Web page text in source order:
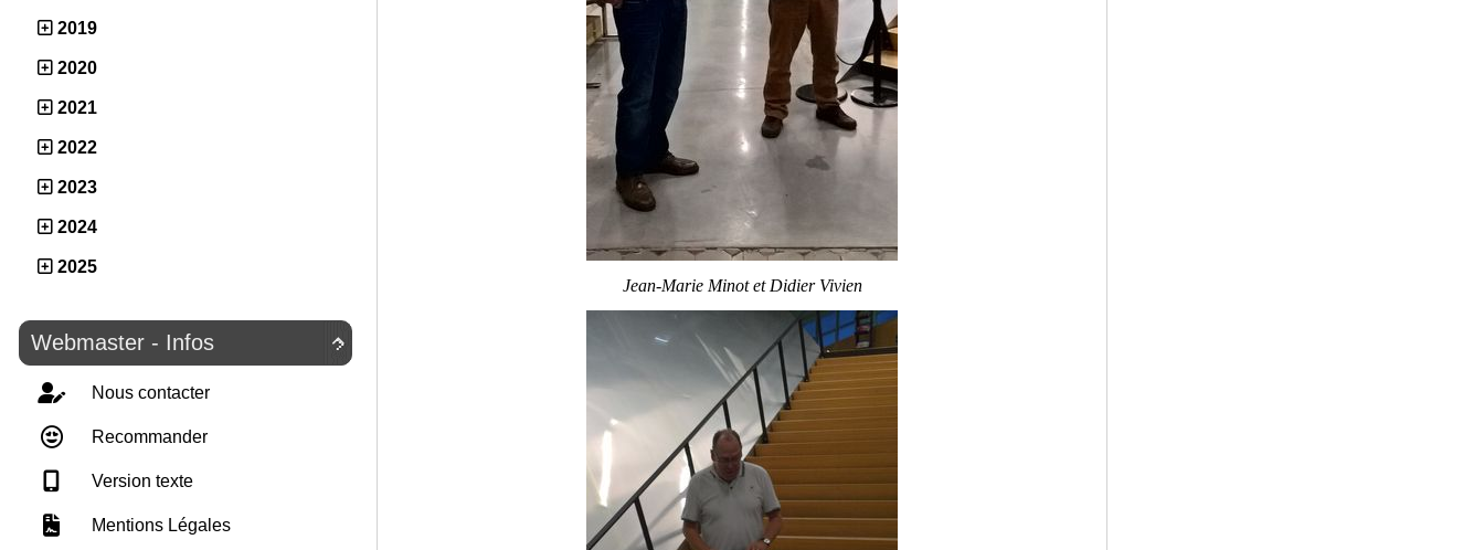
2019
2020
2021
2022
2023
2024
2025

Webmaster - Infos
Nous contacter
Recommander
Version texte
Mentions Légales
Jean-Marie Minot et Didier Vivien